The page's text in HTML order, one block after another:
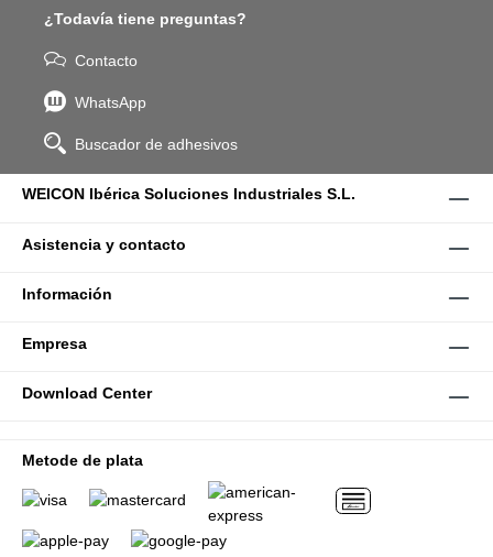
¿Todavía tiene preguntas?
Contacto
WhatsApp
Buscador de adhesivos
WEICON Ibérica Soluciones Industriales S.L.
Asistencia y contacto
Información
Empresa
Download Center
Metode de plata